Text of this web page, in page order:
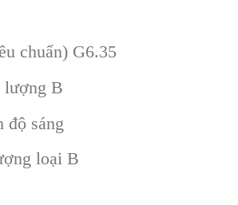
chuẩn) G6.35
lượng B
độ sáng
loại B